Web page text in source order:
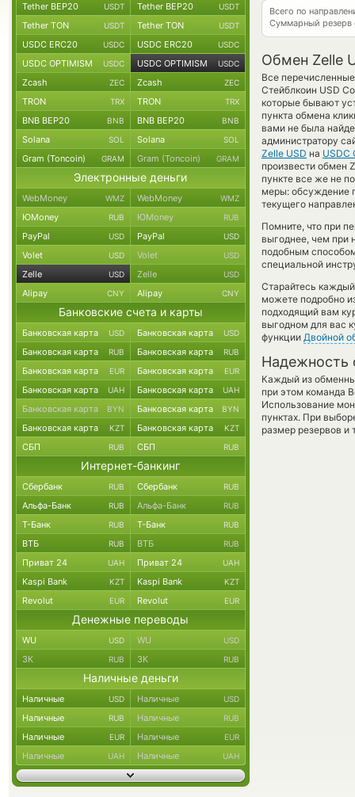
Всего по
Суммарный резерв
Обмен Zelle
Все
Стейблкоин USD
которые бывают
пункта обмена
вами не была
администратору
Zelle USD на USDC
произвести обмен
пункте все же не
меры: обсуждение
текущего
Помните, что при
выгоднее, чем при
подобным
специальной
Старайтесь
можете подробно
подходящий вам
выгодном для вас
функции Двойной
Надежность
Каждый из
при этом команда
Использование
пунктах. При
размер резервов и
Tether BEP20 USDT Tether BEP20 USDT
Tether TON USDT Tether TON USDT
USDC ERC20 USDC USDC ERC20 USDC
USDC OPTIMISM USDC USDC OPTIMISM USDC
Zcash ZEC Zcash ZEC
TRON TRX TRON TRX
BNB BEP20 BNB BNB BEP20 BNB
Solana SOL Solana SOL
Gram (Toncoin) GRAM Gram (Toncoin) GRAM
Электронные деньги
WebMoney WMZ WebMoney WMZ
ЮMoney RUB ЮMoney RUB
PayPal USD PayPal USD
Volet USD Volet USD
Zelle USD Zelle USD
Alipay CNY Alipay CNY
Банковские счета и карты
Банковская карта USD Банковская карта USD
Банковская карта RUB Банковская карта RUB
Банковская карта EUR Банковская карта EUR
Банковская карта UAH Банковская карта UAH
Банковская карта BYN Банковская карта BYN
Банковская карта KZT Банковская карта KZT
СБП RUB СБП RUB
Интернет-банкинг
Сбербанк RUB Сбербанк RUB
Альфа-Банк RUB Альфа-Банк RUB
Т-Банк RUB Т-Банк RUB
ВТБ RUB ВТБ RUB
Приват 24 UAH Приват 24 UAH
Kaspi Bank KZT Kaspi Bank KZT
Revolut EUR Revolut EUR
Денежные переводы
WU USD WU USD
ЗК RUB ЗК RUB
Наличные деньги
Наличные USD Наличные USD
Наличные RUB Наличные RUB
Наличные EUR Наличные EUR
Наличные UAH Наличные UAH